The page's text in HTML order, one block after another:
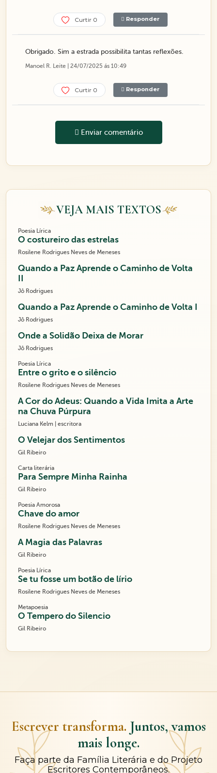
Curtir 0 Responder
Obrigado. Sim a estrada possibilita tantas reflexões.
Manoel R. Leite | 24/07/2025 ás 10:49
Curtir 0 Responder
Enviar comentário
VEJA MAIS TEXTOS
Poesia Lírica
O costureiro das estrelas
Rosilene Rodrigues Neves de Meneses
Quando a Paz Aprende o Caminho de Volta
Jô Rodrigues
Quando a Paz Aprende o Caminho de Volta I
Jô Rodrigues
Onde a Solidão Deixa de Morar
Jô Rodrigues
Poesia Lírica
Entre o grito e o silêncio
Rosilene Rodrigues Neves de Meneses
A Cor do Adeus: Quando a Vida Imita a Arte
na Chuva Púrpura
Luciana Kelm | escritora
O Velejar dos Sentimentos
Gil Ribeiro
Carta literária
Para Sempre Minha Rainha
Gil Ribeiro
Poesia Amorosa
Chave do amor
Rosilene Rodrigues Neves de Meneses
A Magia das Palavras
Gil Ribeiro
Poesia Lírica
Se tu fosse um botão de lírio
Rosilene Rodrigues Neves de Meneses
Metapoesia
O Tempero do Silencio
Gil Ribeiro
Escrever transforma. Juntos, vamos
mais longe.
Faça parte da Família Literária e do Projeto
Escritores Contemporâneos.